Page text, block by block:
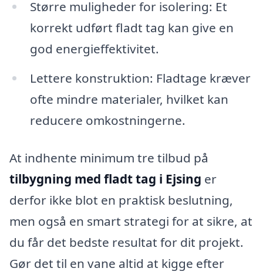
Større muligheder for isolering: Et
korrekt udført fladt tag kan give en
god energieffektivitet.
Lettere konstruktion: Fladtage kræver
ofte mindre materialer, hvilket kan
reducere omkostningerne.
At indhente minimum tre tilbud på
tilbygning med fladt tag i Ejsing er
derfor ikke blot en praktisk beslutning,
men også en smart strategi for at sikre, at
du får det bedste resultat for dit projekt.
Gør det til en vane altid at kigge efter